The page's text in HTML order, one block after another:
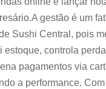
gestão é um
Sushi Central, pois
estoque, controla
pagamentos via
a performance.